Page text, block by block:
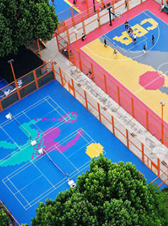
乡村振兴 生态环境 一带一路
展会 大国保险 云顶对话 云
直播 节目单 栏目 片库